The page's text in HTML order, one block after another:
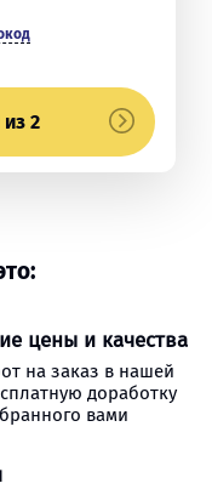
2
цены и качества
на заказ в нашей
доработку
вами